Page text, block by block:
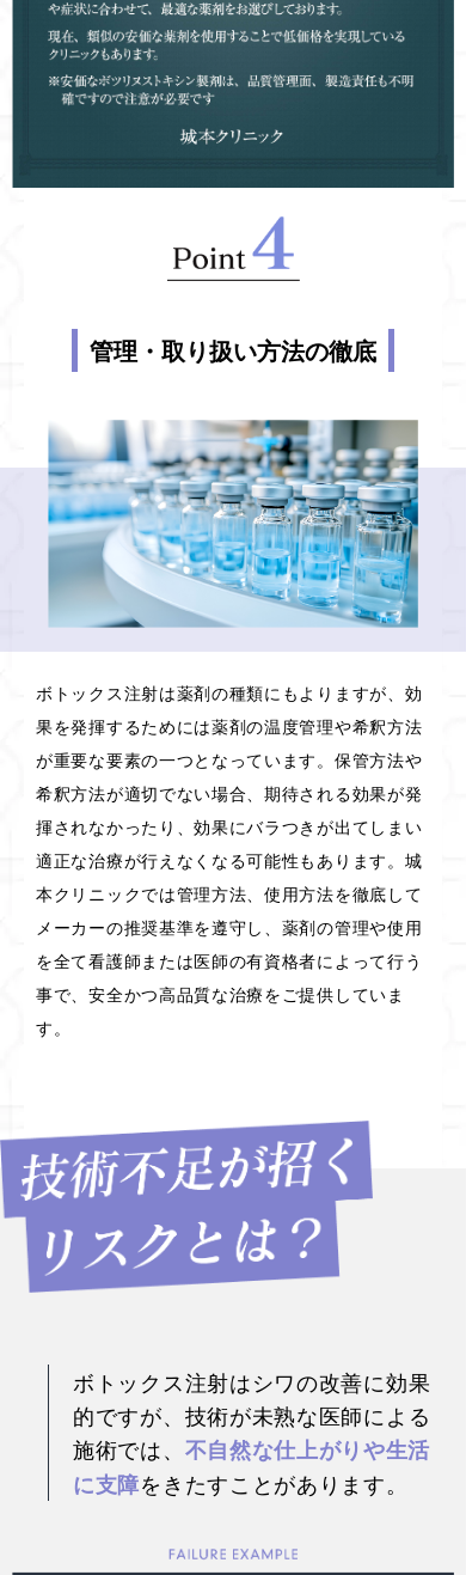
管理・取り扱い方法の徹底
ボトックス注射は薬剤の種類にもよりますが、効
果を発揮するためには薬剤の温度管理や希釈方法
が重要な要素の一つとなっています。保管方法や
希釈方法が適切でない場合、期待される効果が発
揮されなかったり、効果にバラつきが出てしまい
適正な治療が行えなくなる可能性もあります。城
本クリニックでは管理方法、使用方法を徹底して
メーカーの推奨基準を遵守し、薬剤の管理や使用
を全て看護師または医師の有資格者によって行う
事で、安全かつ高品質な治療をご提供していま
す。
ボトックス注射はシワの改善に効果
的ですが、技術が未熟な医師による
施術では、 不自然な仕上がりや生活
に支障をきたすことがあります。